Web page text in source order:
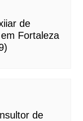
de
Fortaleza
de